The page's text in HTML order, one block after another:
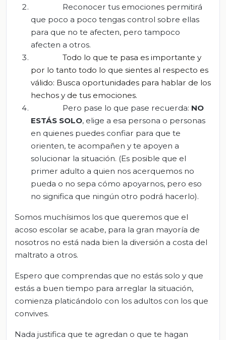
Reconocer tus emociones permitirá
que poco a poco tengas control sobre ellas
para que no te afecten, pero tampoco
afecten a otros.
Todo lo que te pasa es importante y
por lo tanto todo lo que sientes al respecto es
válido: Busca oportunidades para hablar de los
hechos y de tus emociones.
Pero pase lo que pase recuerda: NO
ESTÁS SOLO, elige a esa persona o personas
en quienes puedes confiar para que te
orienten, te acompañen y te apoyen a
solucionar la situación. (Es posible que el
primer adulto a quien nos acerquemos no
pueda o no sepa cómo apoyarnos, pero eso
no significa que ningún otro podrá hacerlo).
Somos muchísimos los que queremos que el
acoso escolar se acabe, para la gran mayoría de
nosotros no está nada bien la diversión a costa del
maltrato a otros.
Espero que comprendas que no estás solo y que
estás a buen tiempo para arreglar la situación,
comienza platicándolo con los adultos con los que
convives.
Nada justifica que te agredan o que te hagan